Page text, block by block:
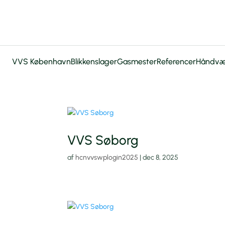
VVS KøbenhavnBlikkenslagerGasmesterReferencer
VVS Søborg
af hcnvvswplogin2025 |dec 8, 2025